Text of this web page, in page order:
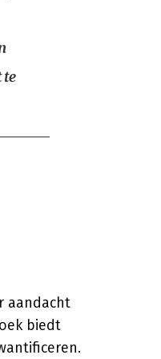
te
aandacht
biedt